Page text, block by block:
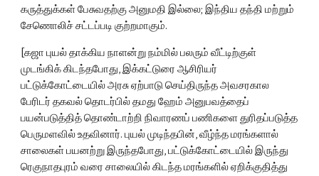
கருத்துக்கள் பேசுவதற்கு அனுமதி இல்லை; இந்திய தந்தி மற்றும்
சேணொலிச் சட்டப்படி குற்றமாகும்.
[கஜா புயல் தாக்கிய நாளன்று நம்மில் பலரும் வீட்டிற்குள்
முடங்கிக் கிடந்தபோது, இக்கட்டுரை ஆசிரியர்
பட்டுக்கோட்டையில் அரசு ஏற்பாடு செய்திருந்த அவசரகால
பேரிடர் தகவல் தொடர்பில் தமது ஹேம் அனுபவத்தைப்
பயன்படுத்தித் தொண்டாற்றி நிவாரணப் பணிகளை துரிதப்படுத்த
பெருமளவில் உதவினார். புயல் முடிந்தபின், வீழ்ந்த மரங்களால்
சாலைகள் பயனற்று இருந்தபோது, பட்டுக்கோட்டையில் இருந்து
ரெகுநாதபுரம் வரை சாலையில் கிடந்த மரங்களில் ஏறிக்குதித்து